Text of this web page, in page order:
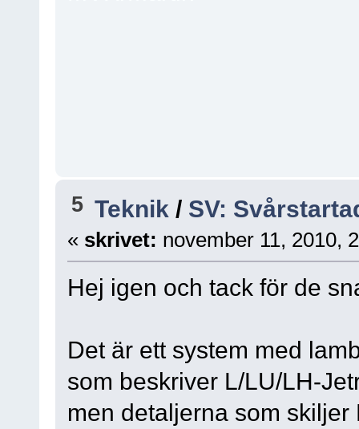
5 Teknik / SV:
« skrivet: november 11, 2010,
Hej igen och tack för de
Det är ett system med
som beskriver L/LU/LH-
men detaljerna som